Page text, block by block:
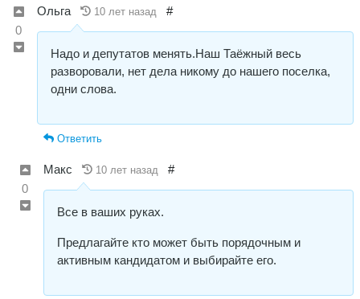
0
Ольга 10 лет назад #
Надо и депутатов менять.Наш Таёжный весь
разворовали, нет дела никому до нашего поселка,
одни слова.
Ответить
0
Макс 10 лет назад #
Все в ваших руках.
Предлагайте кто может быть порядочным и
активным кандидатом и выбирайте его.